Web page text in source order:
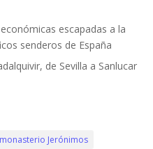
escapadas a la
senderos de España
de Sevilla a Sanlucar
monasterio Jerónimos